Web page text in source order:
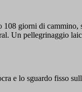
giorni di
Un pellegrinaggio
e lo sguardo fisso